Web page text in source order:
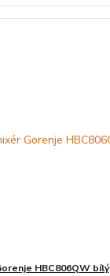
HBC806QW bílý